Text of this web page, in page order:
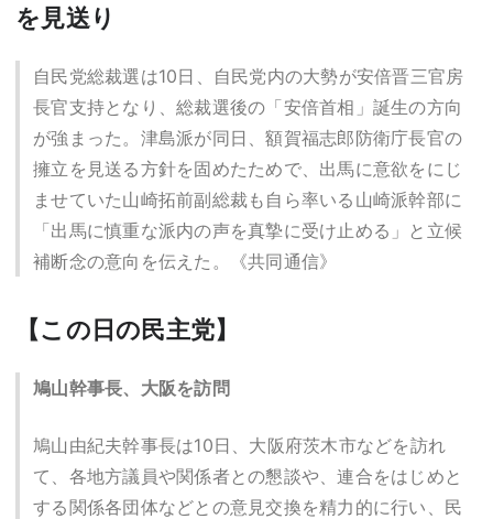
を見送り
自民党総裁選は10日、自民党内の大勢が安倍晋三官房
長官支持となり、総裁選後の「安倍首相」誕生の方向
が強まった。津島派が同日、額賀福志郎防衛庁長官の
擁立を見送る方針を固めたためで、出馬に意欲をにじ
ませていた山崎拓前副総裁も自ら率いる山崎派幹部に
「出馬に慎重な派内の声を真摯に受け止める」と立候
補断念の意向を伝えた。《共同通信》
【この日の民主党】
鳩山幹事長、大阪を訪問
鳩山由紀夫幹事長は10日、大阪府茨木市などを訪れ
て、各地方議員や関係者との懇談や、連合をはじめと
する関係各団体などとの意見交換を精力的に行い、民